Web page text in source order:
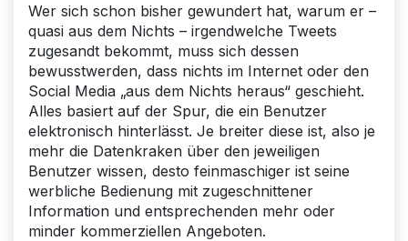
Wer sich schon bisher gewundert hat, warum er –
quasi aus dem Nichts – irgendwelche Tweets
zugesandt bekommt, muss sich dessen
bewusstwerden, dass nichts im Internet oder den
Social Media „aus dem Nichts heraus“ geschieht.
Alles basiert auf der Spur, die ein Benutzer
elektronisch hinterlässt. Je breiter diese ist, also je
mehr die Datenkraken über den jeweiligen
Benutzer wissen, desto feinmaschiger ist seine
werbliche Bedienung mit zugeschnittener
Information und entsprechenden mehr oder
minder kommerziellen Angeboten.